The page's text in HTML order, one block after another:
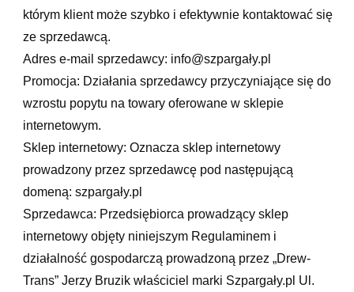
którym klient może szybko i efektywnie kontaktować się
ze sprzedawcą.
Adres e-mail sprzedawcy: info@szpargały.pl
Promocja: Działania sprzedawcy przyczyniające się do
wzrostu popytu na towary oferowane w sklepie
internetowym.
Sklep internetowy: Oznacza sklep internetowy
prowadzony przez sprzedawcę pod następującą
domeną: szpargały.pl
Sprzedawca: Przedsiębiorca prowadzący sklep
internetowy objęty niniejszym Regulaminem i
działalność gospodarczą prowadzoną przez „Drew-
Trans” Jerzy Bruzik właściciel marki Szpargały.pl Ul.